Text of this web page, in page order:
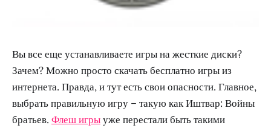
Вы все еще устанавливаете игры на жесткие диски?
Зачем? Можно просто скачать бесплатно игры из
интернета. Правда, и тут есть свои опасности. Главное,
выбрать правильную игру – такую как Иштвар: Войны
братьев. Флеш игрыуже перестали быть такими